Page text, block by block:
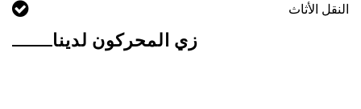
النقل الأثاث
زي المحركون لدينا